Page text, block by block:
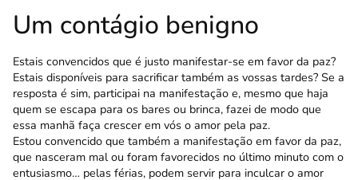
Um contágio benigno
Estais convencidos que é justo manifestar-se em favor da paz?
Estais disponíveis para sacrificar também as vossas tardes? Se a
resposta é sim, participai na manifestação e, mesmo que haja
quem se escapa para os bares ou brinca, fazei de modo que
essa manhã faça crescer em vós o amor pela paz.
Estou convencido que também a manifestação em favor da paz,
que nasceram mal ou foram favo­recidos no último minuto com o
entusiasmo… pelas férias, podem servir para inculcar o amor